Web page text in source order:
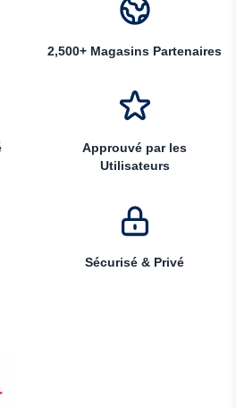
2,500+ Magasins Partenaires
Approuvé par les
Utilisateurs
Sécurisé & Privé